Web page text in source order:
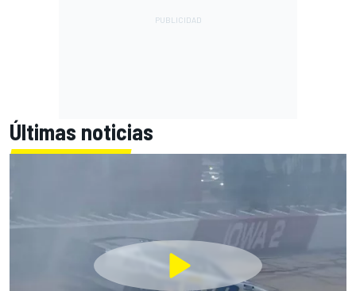
Últimas noticias